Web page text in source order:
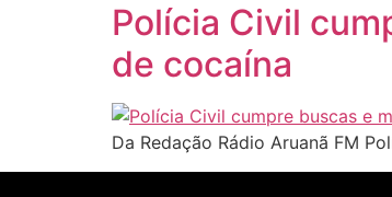
Polícia Civil
de cocaína
Da Redação Rádio Aruanã FM